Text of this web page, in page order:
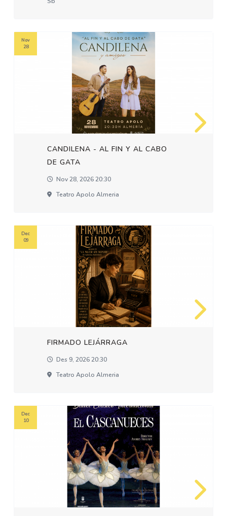
CANDILENA - AL FIN Y AL CABO
DE GATA
Nov 28, 2026 20:30
Teatro Apolo Almeria
Nov
28
FIRMADO LEJÁRRAGA
Des 9, 2026 20:30
Teatro Apolo Almeria
Dec
09
Dec
10